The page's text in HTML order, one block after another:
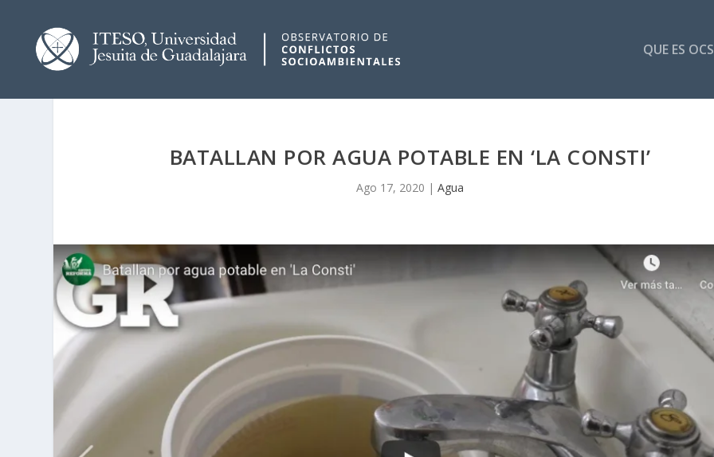
QUE ES
BATALLAN POR AGUA POTABLE EN ‘LA CONSTI’
Ago 17, 2020 |Agua